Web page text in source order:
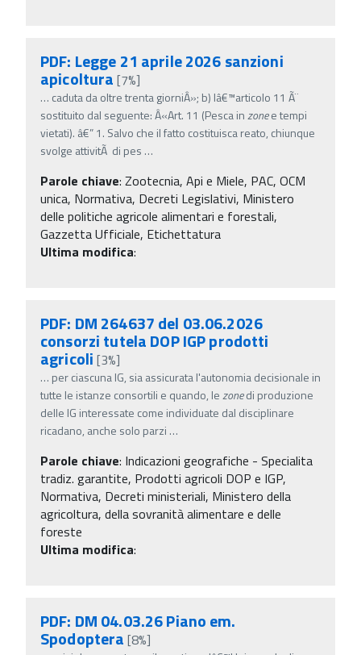
PDF: Legge 21 aprile 2026 sanzioni
apicoltura [7%]
… caduta da oltre trenta giorniÂ»; b) lâ€™articolo 11 Ã¨
sostituito dal seguente: Â«Art. 11 (Pesca inzonee tempi
vietati). â€” 1. Salvo che il fatto costituisca reato, chiunque
svolge attivitÃ di pes …
Parole chiave: Zootecnia, Api e Miele, PAC, OCM
unica, Normativa, Decreti Legislativi, Ministero
delle politiche agricole alimentari e forestali,
Gazzetta Ufficiale, Etichettatura
Ultima modifica:
PDF: DM 264637 del 03.06.2026
consorzi tutela DOP IGP prodotti
agricoli [3%]
… per ciascuna IG, sia assicurata l'autonomia decisionale in
tutte le istanze consortili e quando, lezonedi produzione
delle IG interessate come individuate dal disciplinare
ricadano, anche solo parzi …
Parole chiave: Indicazioni geografiche - Specialita
tradiz. garantite, Prodotti agricoli DOP e IGP,
Normativa, Decreti ministeriali, Ministero della
agricoltura, della sovranità alimentare e delle
foreste
Ultima modifica:
PDF: DM 04.03.26 Piano em.
Spodoptera [8%]